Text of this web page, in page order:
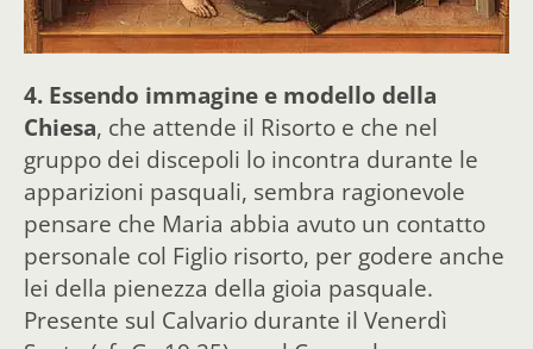
4. Essendo immagine e modello della
Chiesa, che attende il Risorto e che nel
gruppo dei discepoli lo incontra durante le
apparizioni pasquali, sembra ragionevole
pensare che Maria abbia avuto un contatto
personale col Figlio risorto, per godere anche
lei della pienezza della gioia pasquale.
Presente sul Calvario durante il Venerdì